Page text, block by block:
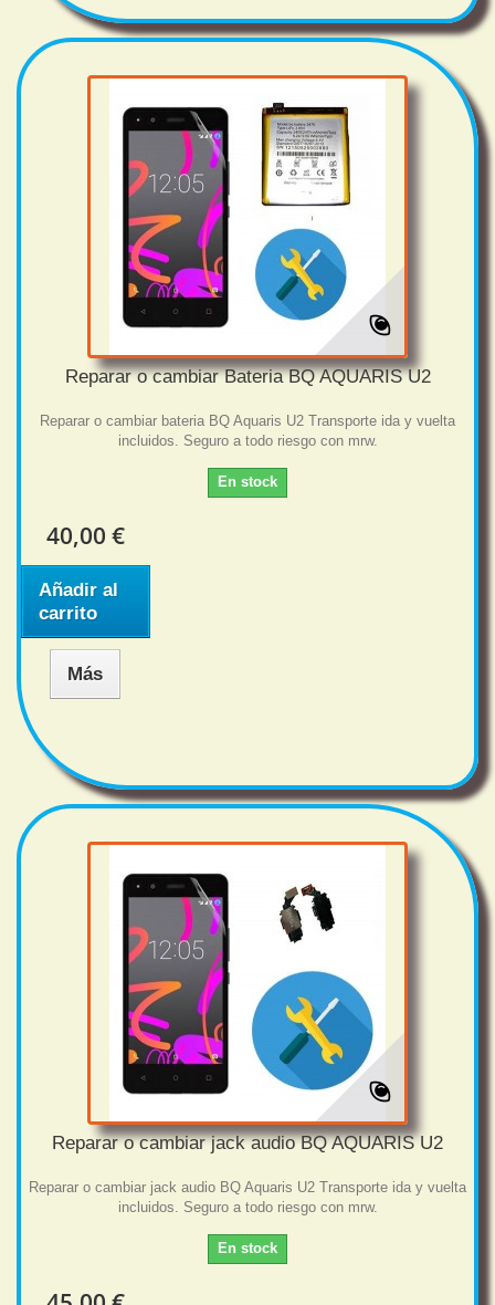
Reparar o cambiar Bateria BQ AQUARIS U2
Reparar o cambiar bateria BQ Aquaris U2 Transporte ida y vuelta
incluidos. Seguro a todo riesgo con mrw.
En stock
40,00 €
Añadir al
carrito
Más
Reparar o cambiar jack audio BQ AQUARIS U2
Reparar o cambiar jack audio BQ Aquaris U2 Transporte ida y vuelta
incluidos. Seguro a todo riesgo con mrw.
En stock